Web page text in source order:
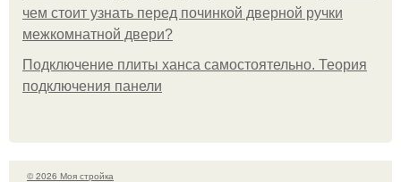
чем стоит узнать перед починкой дверной ручки
межкомнатной двери?
Подключение плиты ханса самостоятельно. Теория
подключения панели
© 2026 Моя стройка